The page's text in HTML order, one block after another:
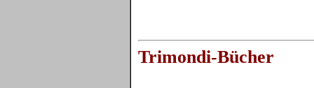
Trimondi-Bücher